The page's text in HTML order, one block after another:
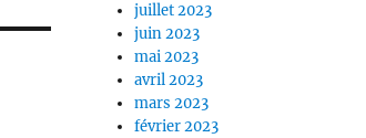
juillet 2023
juin 2023
mai 2023
avril 2023
mars 2023
février 2023